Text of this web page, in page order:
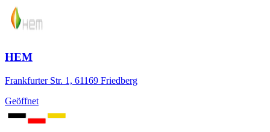
HEM
Frankfurter Str. 1, 61169 Friedberg
Geöffnet